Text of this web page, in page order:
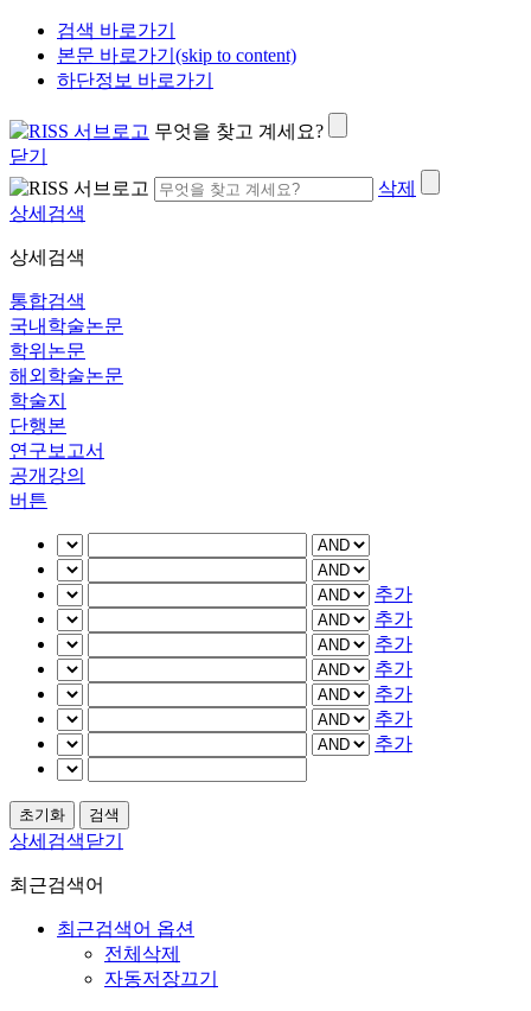
검색 바로가기
본문 바로가기(skip to content)
하단정보 바로가기
무엇을 찾고 계세요?
닫기
삭제
상세검색
상세검색
통합검색
국내학술논문
학위논문
해외학술논문
학술지
단행본
연구보고서
공개강의
버튼
추가
추가
추가
추가
추가
추가
추가
상세검색닫기
최근검색어
최근검색어 옵션
전체삭제
자동저장끄기